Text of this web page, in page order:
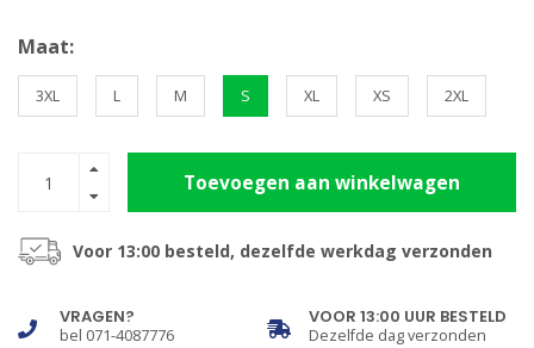
Maat:
3XL L M S XL XS 2XL
Toevoegen aan winkelwagen
Voor 13:00 besteld, dezelfde werkdag verzonden
VRAGEN?
bel 071-4087776
VOOR 13:00 UUR BESTELD
Dezelfde dag verzonden